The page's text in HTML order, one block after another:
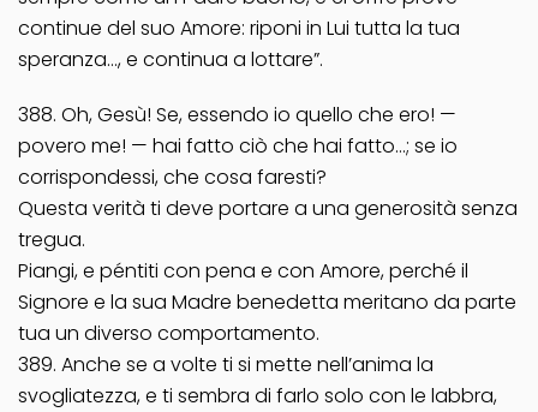
continue del suo Amore: riponi in Lui tutta la tua
speranza…, e continua a lottare”.
388. Oh, Gesù! Se, essendo io quello che ero! —
povero me! — hai fatto ciò che hai fatto…; se io
corrispondessi, che cosa faresti?
Questa verità ti deve portare a una generosità senza
tregua.
Piangi, e péntiti con pena e con Amore, perché il
Signore e la sua Madre benedetta meritano da parte
tua un diverso comportamento.
389. Anche se a volte ti si mette nell’anima la
svogliatezza, e ti sembra di farlo solo con le labbra,